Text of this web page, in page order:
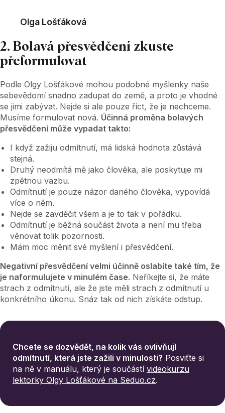
Olga Lošťáková
2. Bolavá přesvědčení zkuste
přeformulovat
Podle Olgy Lošťákové mohou podobné myšlenky naše
sebevědomí snadno zadupat do země, a proto je vhodné
se jimi zabývat. Nejde si ale pouze říct, že je nechceme.
Musíme formulovat nová. Účinná proměna bolavých
přesvědčení může vypadat takto:
I když zažiju odmítnutí, má lidská hodnota zůstává
stejná.
Druhý neodmítá mě jako člověka, ale poskytuje mi
zpětnou vazbu.
Odmítnutí je pouze názor daného člověka, vypovídá
více o něm.
Nejde se zavděčit všem a je to tak v pořádku.
Odmítnutí je běžná součást života a není mu třeba
věnovat tolik pozornosti.
Mám moc měnit své myšlení i přesvědčení.
Negativní přesvědčení velmi účinně oslabíte také tím, že
je naformulujete v minulém čase. Neříkejte si, že máte
strach z odmítnutí, ale že jste měli strach z odmítnutí u
konkrétního úkonu. Snáz tak od nich získáte odstup.
Chcete se dozvědět, na kolik vás ovlivňují
odmítnutí, která jste zažili v minulosti? Posviťte si
na ně v manuálu, který je součástí videokurzu
lektorky Olgy Lošťákové na Seduo.cz.